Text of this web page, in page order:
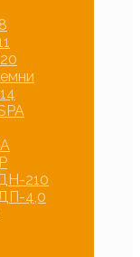
210
4,0